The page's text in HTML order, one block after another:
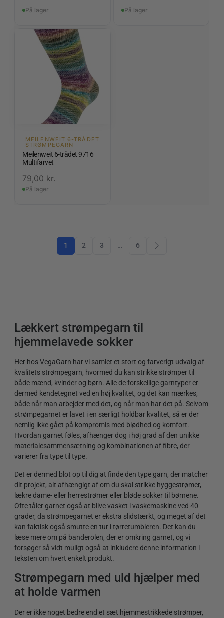
På lager På lager
MEILENWEIT 6-TRÅDET
STRØMPEGARN
Meilenweit 6-trådet 9716
Multifarvet
79,00 kr.
På lager
1 2 3 … 6
Lækkert strømpegarn til
hjemmelavede sokker
Her hos VegaGarn har vi samlet et stort og farverigt udvalg af
kvalitets strømpegarn, hvormed du kan strikke strømper til
både mænd, kvinder og børn. Alle de forskellige garntyper er
dermed kendetegnet ved en høj kvalitet, og det kan mærkes,
både når man arbejder med det, og når man har det på. Selvom
strømpegarnet er lavet i en særligt holdbar kvalitet, så er der
nemlig ikke gået på kompromis med blødhed og komfort.
Hvordan garnet føles, afhænger dog i høj grad af den unikke
materialesammensætning og kombinationen af fibre, der
varierer fra type til type.
Det er dermed blot op til dig at finde den type garn, der matcher
dit projekt, alt afhængigt af om du skal strikke hyggestrømer,
lækre dame- eller herrestrømer eller bløde sokker til børnene.
Ofte tåler garnet også at blive vasket i vaskemaskine ved 40
grader, da strømpegarnet er ekstra slidstærkt, og meget af det
kan faktisk også smutte en tur i tørretumbleren. Det kan du
læse mere om på banderolen, der er omkring garnet, og vi
forsøger så vidt muligt også at inkludere denne information i
teksten om hvert enkelt produkt.
Strømpegarn med uld hjælper med
at holde varmen
Der er ikke noget bedre end et sæt hjemmestrikkede strømper,